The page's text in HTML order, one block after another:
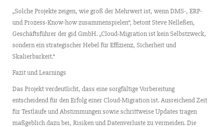
„Solche Projekte zeigen, wie groß der Mehrwert ist, wenn DMS-, ERP-
und Prozess-Know-how zusammenspielen“, betont Steve Nelleßen,
Geschäftsführer der gid GmbH. „Cloud-Migration ist kein Selbstzweck,
sondern ein strategischer Hebel für Effizienz, Sicherheit und
Skalierbarkeit.“
Fazit und Learnings
Das Projekt verdeutlicht, dass eine sorgfältige Vorbereitung
entscheidend für den Erfolg einer Cloud-Migration ist. Ausreichend Zeit
für Testläufe und Abstimmungen sowie schrittweise Updates tragen
maßgeblich dazu bei, Risiken und Datenverluste zu vermeiden. Die